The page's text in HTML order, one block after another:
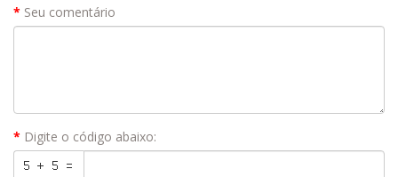
Seu comentário
Digite o código abaixo: